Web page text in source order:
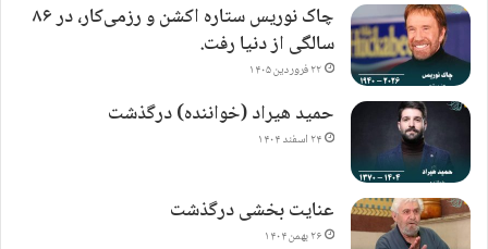
چاک نوریس ستاره اکشن و رزمی‌کار، در ۸۶
سالگی از دنیا رفت.
۲۲ فروردین ۱۴۰۵
حمید هیراد (خواننده) درگذشت
۲۴ اسفند ۱۴۰۴
عنایت بخشی درگذشت
۲۶ بهمن ۱۴۰۴